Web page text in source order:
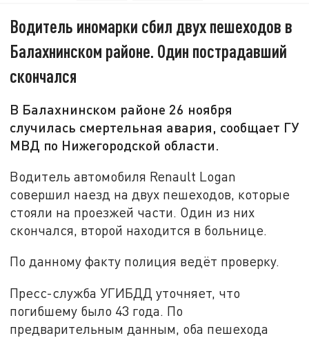
Водитель иномарки сбил двух пешеходов в
Балахнинском районе. Один пострадавший
скончался
В Балахнинском районе 26 ноября
случилась смертельная авария, сообщает ГУ
МВД по Нижегородской области.
Водитель автомобиля Renault Logan
совершил наезд на двух пешеходов, которые
стояли на проезжей части. Один из них
скончался, второй находится в больнице.
По данному факту полиция ведёт проверку.
Пресс-служба УГИБДД уточняет, что
погибшему было 43 года. По
предварительным данным, оба пешехода